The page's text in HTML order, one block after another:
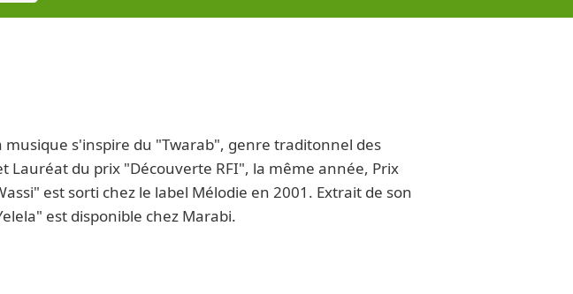
s'inspire du "Twarab", genre traditonnel des
Lauréat du prix "Découverte RFI", la même année, Prix
est sorti chez le label Mélodie en 2001. Extrait de son
est disponible chez Marabi.